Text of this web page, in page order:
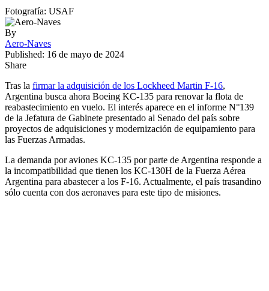
Fotografía: USAF
By
Aero-Naves
Published: 16 de mayo de 2024
Share
Tras la firmar la adquisición de los Lockheed Martin F-16,
Argentina busca ahora Boeing KC-135 para renovar la flota de
reabastecimiento en vuelo. El interés aparece en el informe N°139
de la Jefatura de Gabinete presentado al Senado del país sobre
proyectos de adquisiciones y modernización de equipamiento para
las Fuerzas Armadas.
La demanda por aviones KC-135 por parte de Argentina responde a
la incompatibilidad que tienen los KC-130H de la Fuerza Aérea
Argentina para abastecer a los F-16. Actualmente, el país trasandino
sólo cuenta con dos aeronaves para este tipo de misiones.